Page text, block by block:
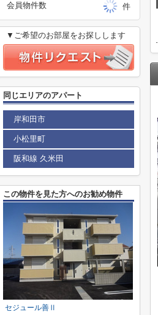
会員物件数
件
▼ご希望のお部屋をお探しします
同じエリアのアパート
岸和田市
小松里町
阪和線 久米田
この物件を見た方へのお勧め物件
セジュール善Ⅱ